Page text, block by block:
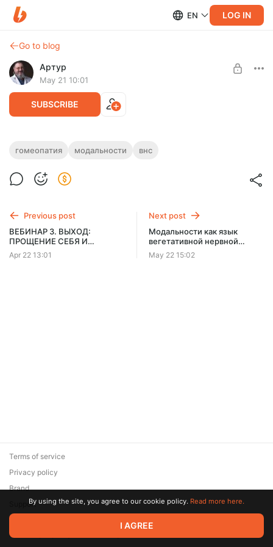
EN LOG IN
Go to blog
Артур
May 21 10:01
SUBSCRIBE
Модальности в гомеопатии часть 1
гомеопатия модальности внс
Previous post
ВЕБИНАР 3. ВЫХОД:
ПРОЩЕНИЕ СЕБЯ И
ВОЗВРАЩЕНИЕ К ИСТОКУ
Apr 22 13:01
Next post
Модальности как язык
вегетативной нервной
системы
May 22 15:02
© 2026 Zaya Solutions Limited. All rights reserved. All trademarks
are the property of their respective owners.
Terms of service
Privacy policy
Brand
SupportBy using the site, you agree to our cookie policy. Read more here.
I AGREE